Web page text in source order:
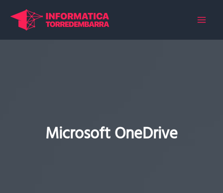
contenido
Microsoft OneDrive